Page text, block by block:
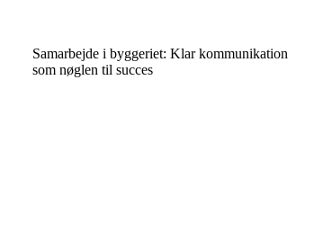
Samarbejde i byggeriet: Klar kommunikation
som nøglen til succes